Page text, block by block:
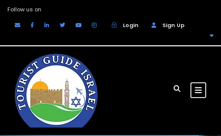
Follow us on
Login
Sign Up